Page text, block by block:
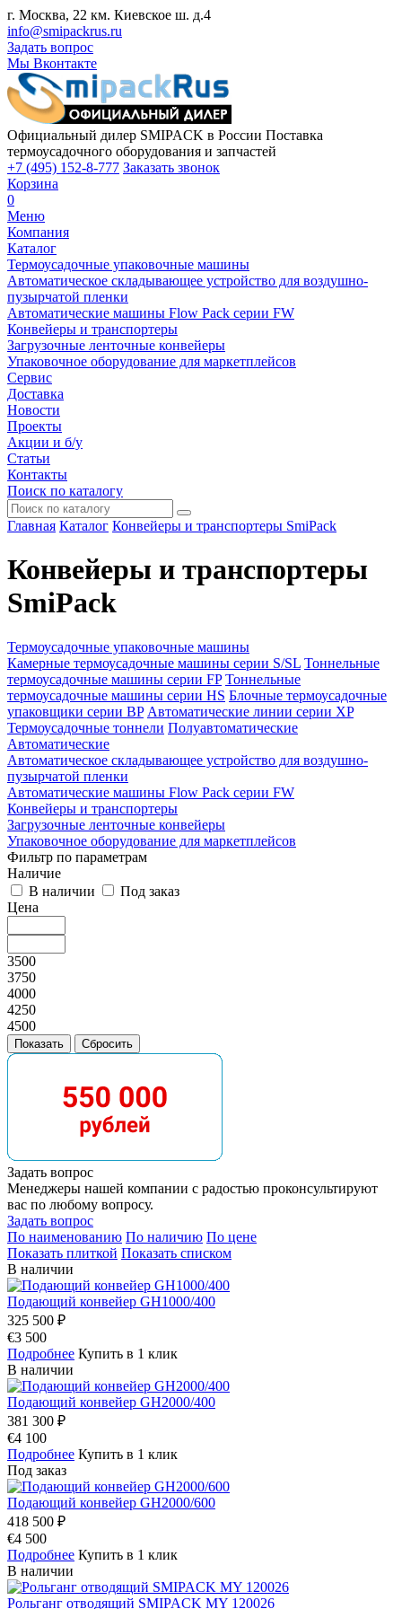
г. Москва, 22 км. Киевское ш. д.4
info@smipackrus.ru
Задать вопрос
Мы Вконтакте
Официальный дилер SMIPACK в России Поставка
термоусадочного оборудования и запчастей
+7 (495) 152-8-777 Заказать звонок
Корзина
0
Меню
Компания
Каталог
Термоусадочные упаковочные машины
Автоматическое складывающее устройство для воздушно-
пузырчатой пленки
Автоматические машины Flow Pack серии FW
Конвейеры и транспортеры
Загрузочные ленточные конвейеры
Упаковочное оборудование для маркетплейсов
Сервис
Доставка
Новости
Проекты
Акции и б/у
Статьи
Контакты
Поиск по каталогу
Главная Каталог Конвейеры и транспортеры SmiPack
Конвейеры и транспортеры
SmiPack
Термоусадочные упаковочные машины
Камерные термоусадочные машины серии S/SL Тоннельные
термоусадочные машины серии FP Тоннельные
термоусадочные машины серии HS Блочные термоусадочные
упаковщики серии BP Автоматические линии серии XP
Термоусадочные тоннели Полуавтоматические
Автоматические
Автоматическое складывающее устройство для воздушно-
пузырчатой пленки
Автоматические машины Flow Pack серии FW
Конвейеры и транспортеры
Загрузочные ленточные конвейеры
Упаковочное оборудование для маркетплейсов
Фильтр по параметрам
Наличие
В наличии
Под заказ
Цена
3500
3750
4000
4250
4500
Задать вопрос
Менеджеры нашей компании с радостью проконсультируют
вас по любому вопросу.
Задать вопрос
По наименованию По наличию По цене
Показать плиткой Показать списком
В наличии
Подающий конвейер GH1000/400
325 500 ₽
€3 500
Подробнее Купить в 1 клик
В наличии
Подающий конвейер GH2000/400
381 300 ₽
€4 100
Подробнее Купить в 1 клик
Под заказ
Подающий конвейер GH2000/600
418 500 ₽
€4 500
Подробнее Купить в 1 клик
В наличии
Рольганг отводящий SMIPACK MY 120026